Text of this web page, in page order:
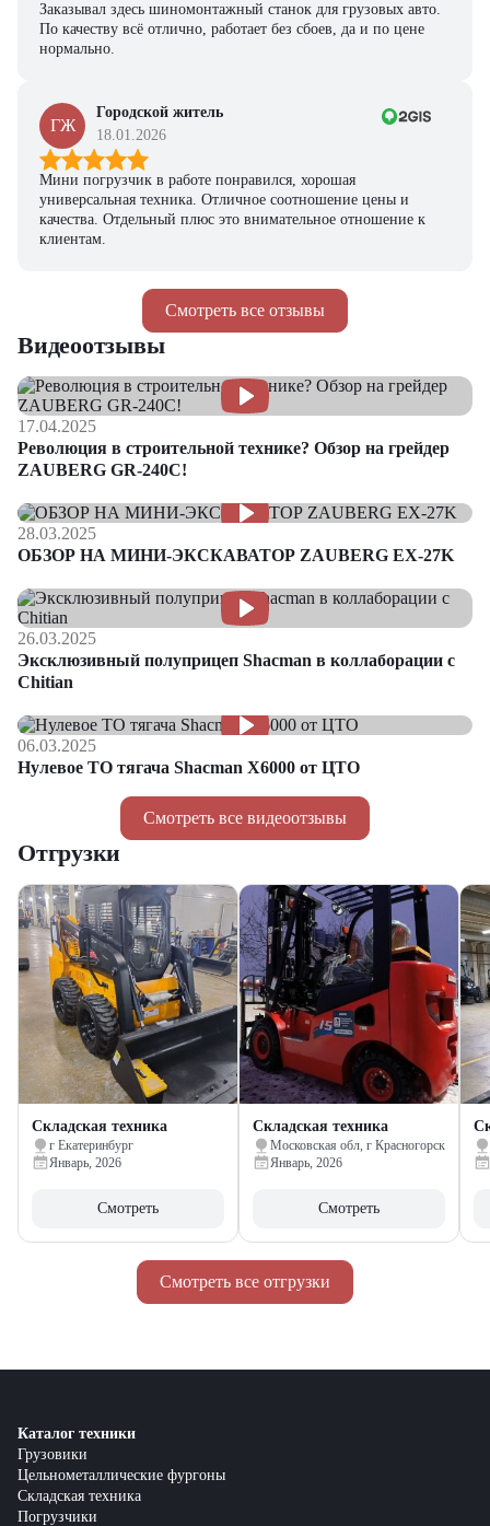
Смотреть все отзывы
Заказывал здесь шиномонтажный станок для грузовых авто.
По качеству всё отлично, работает без сбоев, да и по цене
нормально.
ГЖ
Городской житель
18.01.2026
Мини погрузчик в работе понравился, хорошая
универсальная техника. Отличное соотношение цены и
качества. Отдельный плюс это внимательное отношение к
клиентам.
Смотреть все видеоотзывы
Видеоотзывы
17.04.2025
Революция в строительной технике? Обзор на грейдер
ZAUBERG GR-240C!
28.03.2025
ОБЗОР НА МИНИ-ЭКСКАВАТОР ZAUBERG EX-27K
26.03.2025
Эксклюзивный полуприцеп Shacman в коллаборации с
Chitian
06.03.2025
Нулевое ТО тягача Shacman Х6000 от ЦТО
Смотреть все отгрузки
Отгрузки
Складская техника
г Екатеринбург
Январь, 2026
Смотреть
Складская техника
Московская обл, г Красногорск
Январь, 2026
Смотреть
Каталог техники
Грузовики
Цельнометаллические фургоны
Складская техника
Погрузчики